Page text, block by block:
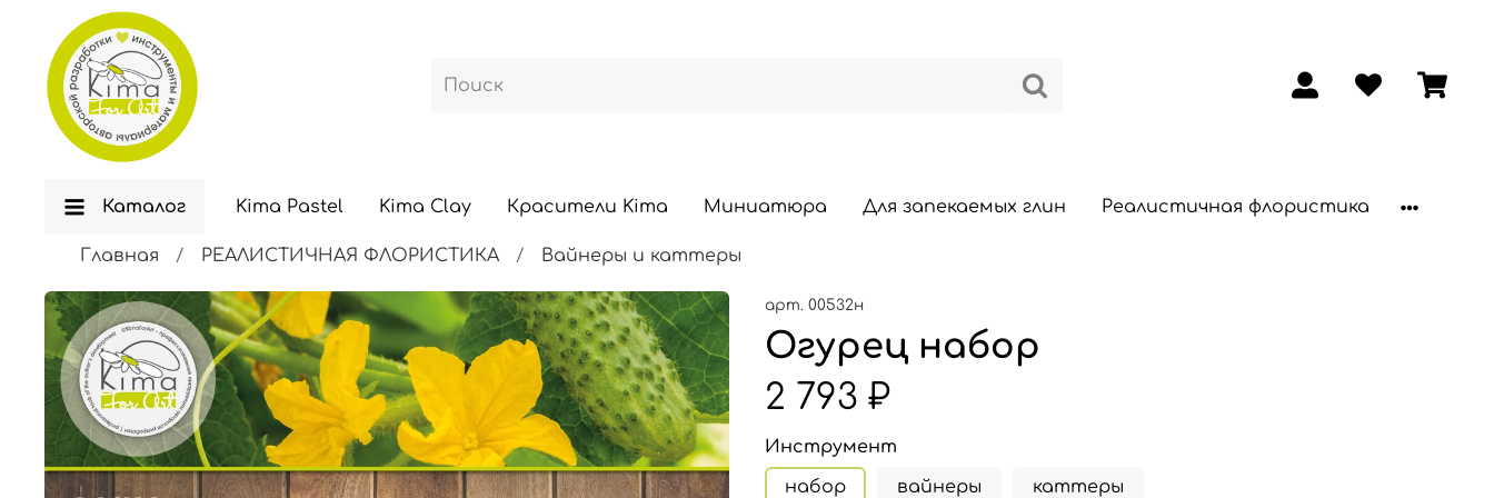
Каталог Kima Pastel Kima Clay Красители Kima Миниатюра Для запекаемых глин Реалистичная флористика
Главная РЕАЛИСТИЧНАЯ ФЛОРИСТИКА Вайнеры и каттеры
арт. 00532н
Огурец набор
2 793 ₽
Инструмент
набор
вайнеры каттеры